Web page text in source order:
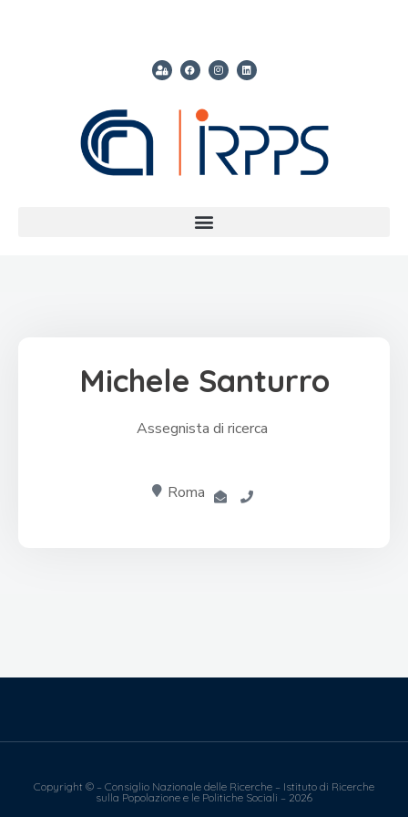
Michele Santurro
Assegnista di ricerca
Roma
Copyright © – Consiglio Nazionale delle Ricerche – Istituto di Ricerche
sulla Popolazione e le Politiche Sociali – 2026